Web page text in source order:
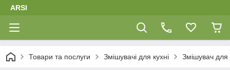
ARSI
Товари та послуги Змішувачі для кухні Змішувач